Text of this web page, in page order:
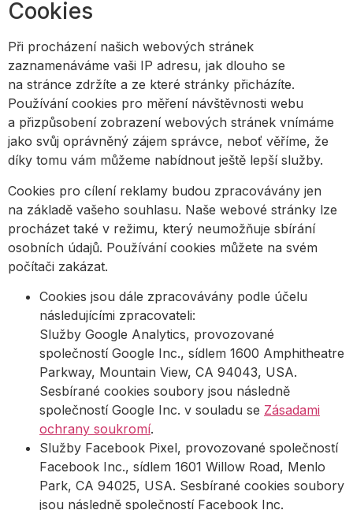
Cookies
Při procházení našich webových stránek
zaznamenáváme vaši IP adresu, jak dlouho se
na stránce zdržíte a ze které stránky přicházíte.
Používání cookies pro měření návštěvnosti webu
a přizpůsobení zobrazení webových stránek vnímáme
jako svůj oprávněný zájem správce, neboť věříme, že
díky tomu vám můžeme nabídnout ještě lepší služby.
Cookies pro cílení reklamy budou zpracovávány jen
na základě vašeho souhlasu. Naše webové stránky lze
procházet také v režimu, který neumožňuje sbírání
osobních údajů. Používání cookies můžete na svém
počítači zakázat.
Cookies jsou dále zpracovávány podle účelu
následujícími zpracovateli:
Služby Google Analytics, provozované
společností Google Inc., sídlem 1600 Amphitheatre
Parkway, Mountain View, CA 94043, USA.
Sesbírané cookies soubory jsou následně
společností Google Inc. v souladu se Zásadami
ochrany soukromí.
Služby Facebook Pixel, provozované společností
Facebook Inc., sídlem 1601 Willow Road, Menlo
Park, CA 94025, USA. Sesbírané cookies soubory
jsou následně společností Facebook Inc.